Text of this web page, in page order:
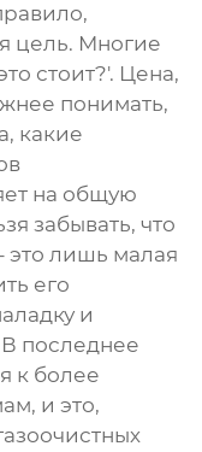
цель. Многие
стоит?'. Цена,
понимать,
какие
на общую
забывать, что
это лишь малая
его
и
последнее
к более
и это,